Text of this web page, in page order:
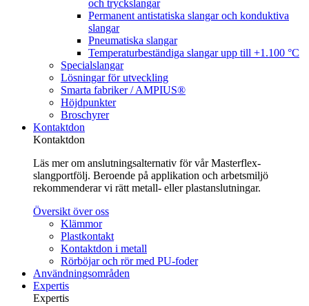
och tryckslangar
Permanent antistatiska slangar och konduktiva
slangar
Pneumatiska slangar
Temperaturbeständiga slangar upp till +1.100 °C
Specialslangar
Lösningar för utveckling
Smarta fabriker / AMPIUS®
Höjdpunkter
Broschyrer
Kontaktdon
Kontaktdon
Läs mer om anslutningsalternativ för vår Masterflex-
slangportfölj. Beroende på applikation och arbetsmiljö
rekommenderar vi rätt metall- eller plastanslutningar.
Översikt över oss
Klämmor
Plastkontakt
Kontaktdon i metall
Rörböjar och rör med PU-foder
Användningsområden
Expertis
Expertis